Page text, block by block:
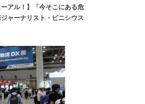
ーアル！】「今そこにある危
ャーナリスト・ビニシウス